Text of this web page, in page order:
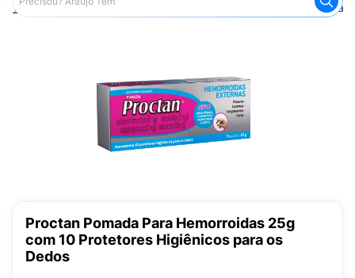
Araujo Medicamentos Remédio para o Sistema
Proctan Pomada Para Hemorroidas 25g
com 10 Protetores Higiênicos para os
Dedos